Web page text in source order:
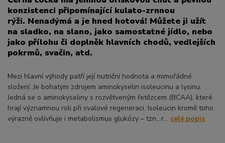
konzistenci připomínající kulato-zrnnou
rýži. Nenadýmá a je hned hotová! Můžete ji užít
na sladko, na slano, jako samostatné jídlo, nebo
jako přílohu či doplněk hlavních chodů, vedlejších
pokrmů, svačin, atd.
Mezi hlavní výhody patří její nutriční hodnota a mimořádné
složení. Je bohatým zdrojem aminokyselin isoleucinu a lysinu.
Jedná se o aminokyseliny s rozvětveným řetězcem (BCAA), které
hrají významnou roli při svalové regeneraci. Isoleucin kromě toho
výrazně ovlivňuje i metabolismus glukózy – tzn., r... celý popis